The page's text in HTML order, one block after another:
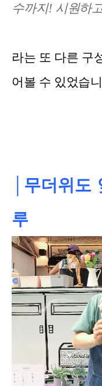
수까지! 시원하
라는 또 다른 구
어볼 수 있었습
│무더위
루